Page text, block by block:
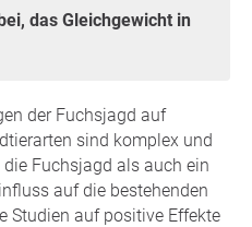
der Fuchsjagd auf
sind komplex und
Fuchsjagd als auch ein
auf die bestehenden
Studien auf positive Effekte